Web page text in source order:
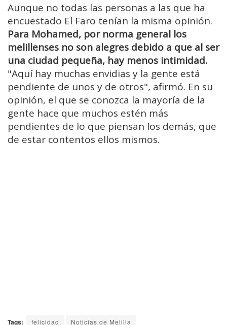
Aunque no todas las personas a las que ha
encuestado El Faro tenían la misma opinión.
Para Mohamed, por norma general los
melillenses no son alegres debido a que al ser
una ciudad pequeña, hay menos intimidad.
"Aquí hay muchas envidias y la gente está
pendiente de unos y de otros", afirmó. En su
opinión, el que se conozca la mayoría de la
gente hace que muchos estén más
pendientes de lo que piensan los demás, que
de estar contentos ellos mismos.
Tags: felicidad Noticias de Melilla